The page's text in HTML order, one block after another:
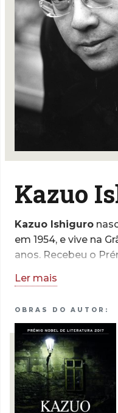
Kazuo
Kazuo Ishiguro
em 1954, e vive na
anos. Recebeu o
cinquenta línguas.
grau de Oficial da
a condecoração
Ordem das Artes e
Kazuo Ishiguro
esporadicamente à
cinema. O
Living valeu-lhe, em
Ler mais
OBRAS DO AUTOR: